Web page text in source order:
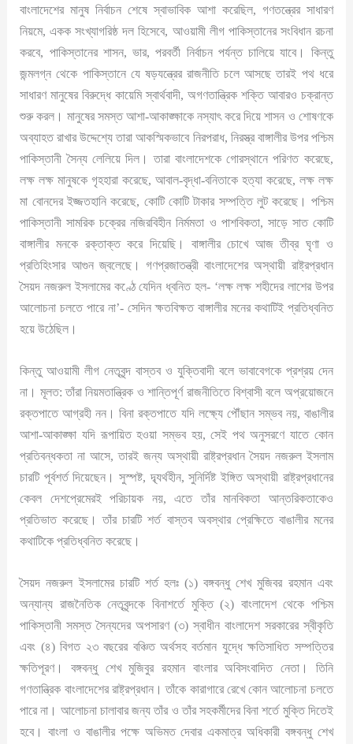
বাংলাদেশের মানুষ নির্বাচন শেষে স্বাভাবিক আশা করেছিল, গণতন্ত্রের সাধারণ
নিয়মে, একক সংখ্যাগরিষ্ঠ দল হিসেবে, আওয়ামী লীগ পাকিস্তানের সংবিধান রচনা
করবে, পাকিস্তানের শাসন, ভার, পরবর্তী নির্বাচন পর্যন্ত চালিয়ে যাবে। কিন্তু
জন্মলগ্ন থেকে পাকিস্তানে যে ষড়যন্ত্রের রাজনীতি চলে আসছে তারই পথ ধরে
সাধারণ মানুষের বিরুদ্ধে কায়েমি স্বার্থবাদী, অগণতান্ত্রিক শক্তি আবারও চক্রান্ত
শুরু করল। মানুষের সমস্ত আশা-আকাঙ্ক্ষাকে নস্যাৎ করে দিয়ে শাসন ও শোষণকে
অব্যাহত রাখার উদ্দেশ্যে তারা আকস্মিকভাবে নিরপরাধ, নিরস্ত্র বাঙ্গালীর উপর পশ্চিম
পাকিস্তানী সৈন্য লেলিয়ে দিল। তারা বাংলাদেশকে গোরস্থানে পরিণত করেছে,
লক্ষ লক্ষ মানুষকে গৃহহারা করেছে, আবাল-বৃদ্ধা-বনিতাকে হত্যা করেছে, লক্ষ লক্ষ
মা বোনদের ইজ্জতহানি করেছে, কোটি কোটি টাকার সম্পত্তি লুট করেছে। পশ্চিম
পাকিস্তানী সামরিক চক্রের নজিরবিহীন নির্মমতা ও পাশবিকতা, সাড়ে সাত কোটি
বাঙ্গালীর মনকে রক্তাক্ত করে দিয়েছি। বাঙ্গালীর চোখে আজ তীব্র ঘৃণা ও
প্রতিহিংসার আগুন জ্বলেছে। গণপ্রজাতন্ত্রী বাংলাদেশের অস্থায়ী রাষ্ট্রপ্রধান
সৈয়দ নজরুল ইসলামের কণ্ঠে যেদিন ধ্বনিত হল- ‘লক্ষ লক্ষ শহীদের লাশের উপর
আলোচনা চলতে পারে না’- সেদিন ক্ষতবিক্ষত বাঙ্গালীর মনের কথাটিই প্রতিধ্বনিত
হয়ে উঠেছিল।
কিন্তু আওয়ামী লীগ নেতৃবৃন্দ বাস্তব ও যুক্তিবাদী বলে ভাবাবেগকে প্রশ্রয় দেন
না। মূলত: তাঁরা নিয়মতান্ত্রিক ও শান্তিপূর্ণ রাজনীতিতে বিশ্বাসী বলে অপ্রয়োজনে
রক্তপাতে আগ্রহী নন। বিনা রক্তপাতে যদি লক্ষ্যে পৌঁছান সম্ভব নয়, বাঙালীর
আশা-আকাঙ্ক্ষা যদি রূপায়িত হওয়া সম্ভব হয়, সেই পথ অনুসরণে যাতে কোন
প্রতিবন্ধকতা না আসে, তারই জন্য অস্থায়ী রাষ্ট্রপ্রধান সৈয়দ নজরুল ইসলাম
চারটি পূর্বশর্ত দিয়েছেন। সুস্পষ্ট, দ্ব্যর্থহীন, সুনির্দিষ্ট ইঙ্গিত অস্থায়ী রাষ্ট্রপ্রধানের
কেবল দেশপ্রেমেরই পরিচায়ক নয়, এতে তাঁর মানবিকতা আন্তরিকতাকেও
প্রতিভাত করেছে। তাঁর চারটি শর্ত বাস্তব অবস্থার প্রেক্ষিতে বাঙালীর মনের
কথাটিকে প্রতিধ্বনিত করেছে।
সৈয়দ নজরুল ইসলামের চারটি শর্ত হলঃ (১) বঙ্গবন্ধু শেখ মুজিবর রহমান এবং
অন্যান্য রাজনৈতিক নেতৃবৃন্দকে বিনাশর্তে মুক্তি (২) বাংলাদেশ থেকে পশ্চিম
পাকিস্তানী সমস্ত সৈন্যদের অপসারণ (৩) স্বাধীন বাংলাদেশ সরকারের স্বীকৃতি
এবং (৪) বিগত ২৩ বছরের বঞ্চিত অর্থসহ বর্তমান যুদ্ধে ক্ষতিসাধিত সম্পত্তির
ক্ষতিপূরণ। বঙ্গবন্ধু শেখ মুজিবুর রহমান বাংলার অবিসংবাদিত নেতা। তিনি
গণতান্ত্রিক বাংলাদেশের রাষ্ট্রপ্রধান। তাঁকে কারাগারে রেখে কোন আলোচনা চলতে
পারে না। আলোচনা চালাবার জন্য তাঁর ও তাঁর সহকর্মীদের বিনা শর্তে মুক্তি দিতেই
হবে। বাংলা ও বাঙালীর পক্ষে অভিমত দেবার একমাত্র অধিকারী বঙ্গবন্ধু শেখ